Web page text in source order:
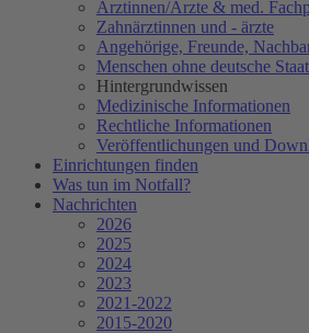
Ärztinnen/Ärzte & med.
Zahnärztinnen und - ärzte
Angehörige, Freunde,
Menschen ohne deutsche
Hintergrundwissen
Medizinische Informationen
Rechtliche Informationen
Veröffentlichungen und
Einrichtungen finden
Was tun im Notfall?
Nachrichten
2026
2025
2024
2023
2021-2022
2015-2020